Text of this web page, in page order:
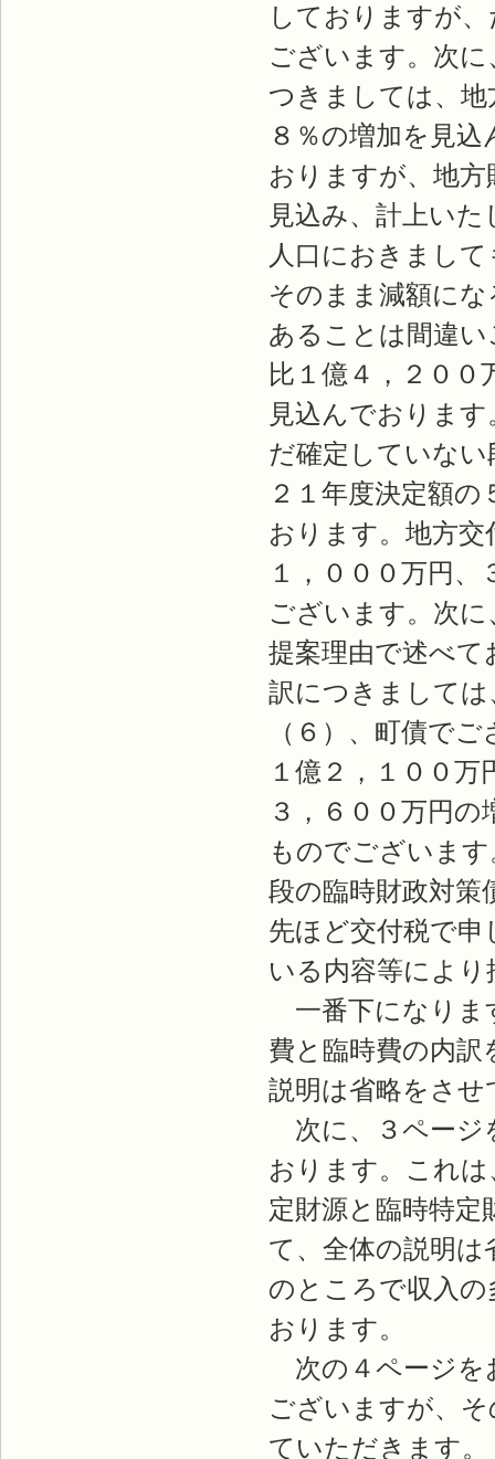
しておりますが
ございます。次
つきましては、
８％の増加を見
おりますが、地
見込み、計上い
人口におきまし
そのまま減額に
あることは間違
比１億４，２００
見込んでおりま
だ確定していな
２１年度決定額
おります。地方交
１，０００万円
ございます。次
提案理由で述べ
訳につきまして
（６）、町債で
１億２，１００
３，６００万円
ものでございま
段の臨時財政対策
先ほど交付税で
いる内容等によ
一番下になりま
費と臨時費の内
説明は省略をさ
次に、３ページ
おります。これ
定財源と臨時特
て、全体の説明
のところで収入
おります。
次の４ページを
ございますが、
ていただきます